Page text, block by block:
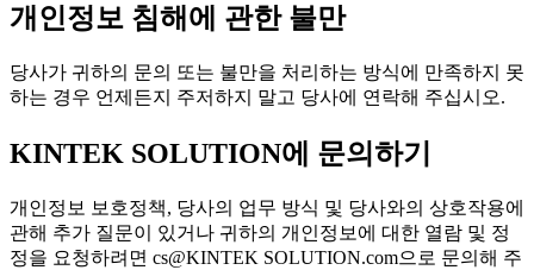
개인정보 침해에 관한 불만
당사가 귀하의 문의 또는 불만을 처리하는 방식에 만족하지 못
하는 경우 언제든지 주저하지 말고 당사에 연락해 주십시오.
KINTEK SOLUTION에 문의하기
개인정보 보호정책, 당사의 업무 방식 및 당사와의 상호작용에
관해 추가 질문이 있거나 귀하의 개인정보에 대한 열람 및 정
정을 요청하려면 cs@KINTEK SOLUTION.com으로 문의해 주